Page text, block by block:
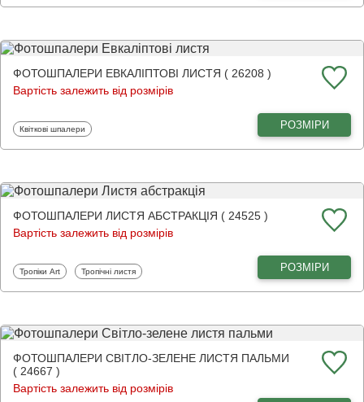
ФОТОШПАЛЕРИ ЕВКАЛІПТОВІ ЛИСТЯ ( 26208 )
Вартість залежить від розмірів
Фотошпалери
Квіткові шпалери РОЗМІРИ
ФОТОШПАЛЕРИ ЛИСТЯ АБСТРАКЦІЯ ( 24525 )
Вартість залежить від розмірів
Фотошпалери
Тропіки Art Фотошпалери
Тропічні листя РОЗМІРИ
ФОТОШПАЛЕРИ СВІТЛО-ЗЕЛЕНЕ ЛИСТЯ ПАЛЬМИ
( 24667 )
Вартість залежить від розмірів